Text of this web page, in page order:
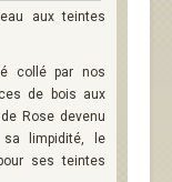
aux teintes
collé par nos
de bois aux
Rose devenu
limpidité, le
ses teintes